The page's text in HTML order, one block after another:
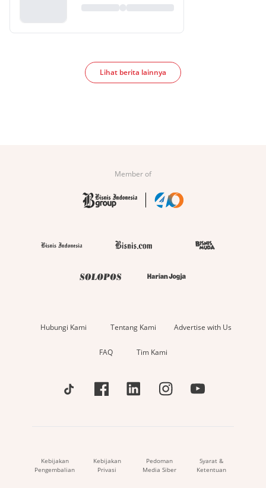
Lihat berita lainnya
Member of
Hubungi Kami Tentang Kami Advertise with Us
FAQ Tim Kami
Kebijakan
Pengembalian
Kebijakan
Privasi
Pedoman
Media Siber
Syarat &
Ketentuan